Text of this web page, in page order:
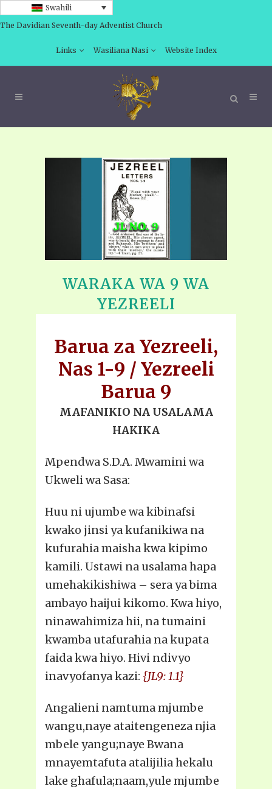
Swahili
The Davidian Seventh-day Adventist Church
Links Wasiliana Nasi Website Index
WARAKA WA 9 WA
YEZREELI
Barua za Yezreeli,
Nas 1-9 / Yezreeli
Barua 9
MAFANIKIO NA USALAMA
HAKIKA
Mpendwa S.D.A. Mwamini wa
Ukweli wa Sasa:
Huu ni ujumbe wa kibinafsi
kwako jinsi ya kufanikiwa na
kufurahia maisha kwa kipimo
kamili. Ustawi na usalama hapa
umehakikishiwa – sera ya bima
ambayo haijui kikomo. Kwa hiyo,
ninawahimiza hii, na tumaini
kwamba utafurahia na kupata
faida kwa hiyo. Hivi ndivyo
inavyofanya kazi: {JL9: 1.1}
Angalieni namtuma mjumbe
wangu,naye ataitengeneza njia
mbele yangu;naye Bwana
mnayemtafuta atalijilia hekalu
lake ghafula;naam,yule mjumbe